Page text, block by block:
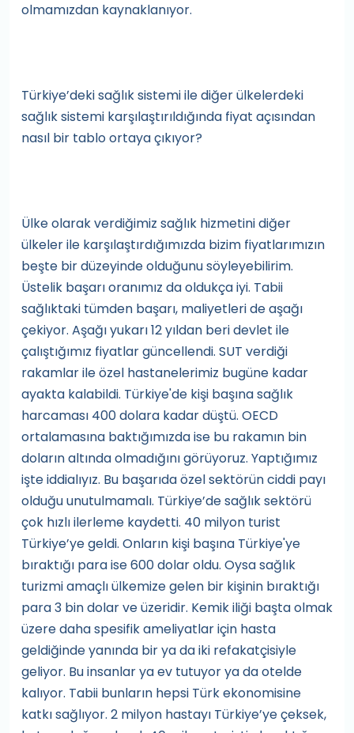
olmamızdan kaynaklanıyor.
Türkiye’deki sağlık sistemi ile diğer ülkelerdeki
sağlık sistemi karşılaştırıldığında fiyat açısından
nasıl bir tablo ortaya çıkıyor?
Ülke olarak verdiğimiz sağlık hizmetini diğer
ülkeler ile karşılaştırdığımızda bizim fiyatlarımızın
beşte bir düzeyinde olduğunu söyleyebilirim.
Üstelik başarı oranımız da oldukça iyi. Tabii
sağlıktaki tümden başarı, maliyetleri de aşağı
çekiyor. Aşağı yukarı 12 yıldan beri devlet ile
çalıştığımız fiyatlar güncellendi. SUT verdiği
rakamlar ile özel hastanelerimiz bugüne kadar
ayakta kalabildi. Türkiye'de kişi başına sağlık
harcaması 400 dolara kadar düştü. OECD
ortalamasına baktığımızda ise bu rakamın bin
doların altında olmadığını görüyoruz. Yaptığımız
işte iddialıyız. Bu başarıda özel sektörün ciddi payı
olduğu unutulmamalı. Türkiye’de sağlık sektörü
çok hızlı ilerleme kaydetti. 40 milyon turist
Türkiye’ye geldi. Onların kişi başına Türkiye'ye
bıraktığı para ise 600 dolar oldu. Oysa sağlık
turizmi amaçlı ülkemize gelen bir kişinin bıraktığı
para 3 bin dolar ve üzeridir. Kemik iliği başta olmak
üzere daha spesifik ameliyatlar için hasta
geldiğinde yanında bir ya da iki refakatçisiyle
geliyor. Bu insanlar ya ev tutuyor ya da otelde
kalıyor. Tabii bunların hepsi Türk ekonomisine
katkı sağlıyor. 2 milyon hastayı Türkiye’ye çeksek,